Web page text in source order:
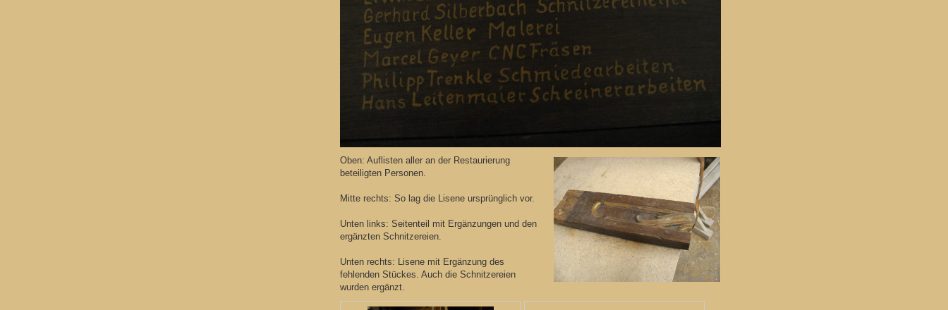
Oben: Auflisten aller an der Restaurierung
beteiligten Personen.
Mitte rechts: So lag die Lisene ursprünglich vor.
Unten links: Seitenteil mit Ergänzungen und den
ergänzten Schnitzereien.
Unten rechts: Lisene mit Ergänzung des
fehlenden Stückes. Auch die Schnitzereien
wurden ergänzt.